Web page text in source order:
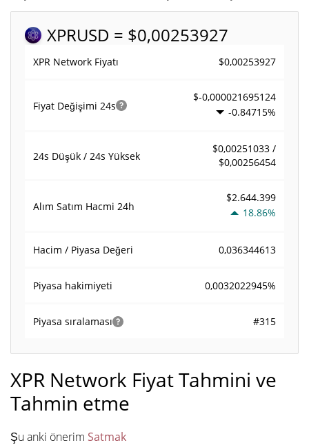
XPRUSD = $0,00253927
XPR Network Fiyatı $0,00253927
Fiyat Değişimi 24s
$-0,000021695124
-0.84715%
24s Düşük / 24s Yüksek
$0,00251033 /
$0,00256454
Alım Satım Hacmi 24h
$2.644.399
18.86%
Hacim / Piyasa Değeri 0,036344613
Piyasa hakimiyeti 0,0032022945%
Piyasa sıralaması #315
XPR Network Fiyat Tahmini ve
Tahmin etme
Şu anki önerim Satmak